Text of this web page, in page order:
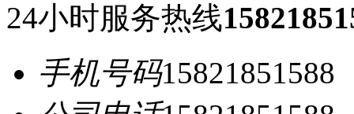
24小时服务热线
手机号码15821851588